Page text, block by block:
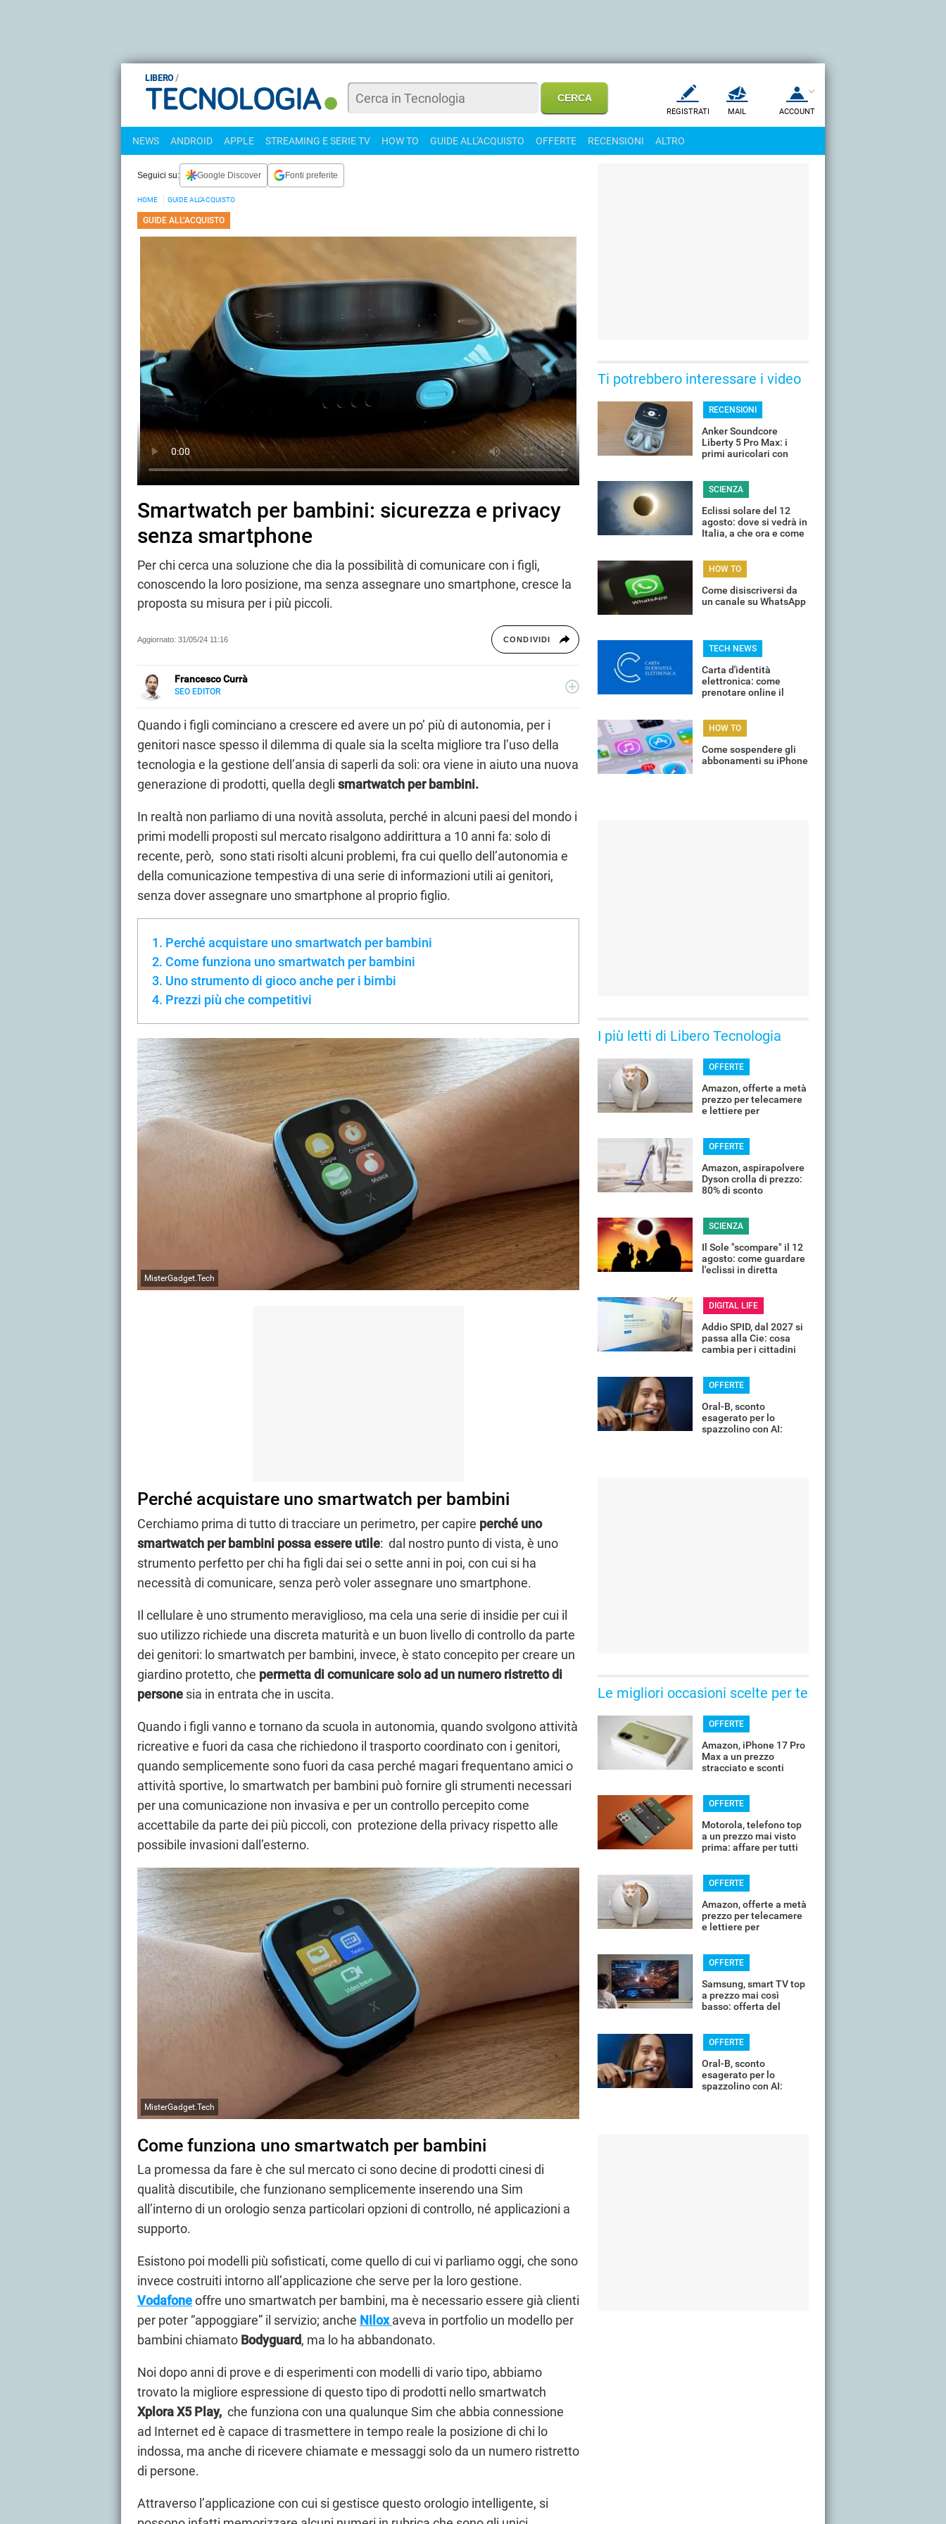
LIBERO
REGISTRATI MAIL ACCOUNT
NEWS ANDROID APPLE STREAMING E SERIE TV HOW TO GUIDE ALL'ACQUISTO OFFERTE RECENSIONI ALTRO
Seguici su: Google Discover Fonti preferite
HOME GUIDE ALL’ACQUISTO
GUIDE ALL’ACQUISTO
Smartwatch per bambini: sicurezza e privacy
senza smartphone
Per chi cerca una soluzione che dia la possibilità di comunicare con i figli,
conoscendo la loro posizione, ma senza assegnare uno smartphone, cresce la
proposta su misura per i più piccoli.
Aggiornato: 31/05/24 11:16 CONDIVIDI
Francesco Currà
SEO EDITOR
affiliazione. Appassionato di fotografia, per Libero Tecnologia scrive guide all'acquisto e
approfondimenti sui prodotti tech del momento.
Quando i figli cominciano a crescere ed avere un po’ più di autonomia, per i
genitori nasce spesso il dilemma di quale sia la scelta migliore tra l’uso della
tecnologia e la gestione dell’ansia di saperli da soli: ora viene in aiuto una nuova
generazione di prodotti, quella degli smartwatch per bambini.
In realtà non parliamo di una novità assoluta, perché in alcuni paesi del mondo i
primi modelli proposti sul mercato risalgono addirittura a 10 anni fa: solo di
recente, però, sono stati risolti alcuni problemi, fra cui quello dell’autonomia e
della comunicazione tempestiva di una serie di informazioni utili ai genitori,
senza dover assegnare uno smartphone al proprio figlio.
Perché acquistare uno smartwatch per bambini
Come funziona uno smartwatch per bambini
Uno strumento di gioco anche per i bimbi
Prezzi più che competitivi
MisterGadget.Tech
Perché acquistare uno smartwatch per bambini
Cerchiamo prima di tutto di tracciare un perimetro, per capire perché uno
smartwatch per bambini possa essere utile: dal nostro punto di vista, è uno
strumento perfetto per chi ha figli dai sei o sette anni in poi, con cui si ha
necessità di comunicare, senza però voler assegnare uno smartphone.
Il cellulare è uno strumento meraviglioso, ma cela una serie di insidie per cui il
suo utilizzo richiede una discreta maturità e un buon livello di controllo da parte
dei genitori: lo smartwatch per bambini, invece, è stato concepito per creare un
giardino protetto, che permetta di comunicare solo ad un numero ristretto di
persone sia in entrata che in uscita.
Quando i figli vanno e tornano da scuola in autonomia, quando svolgono attività
ricreative e fuori da casa che richiedono il trasporto coordinato con i genitori,
quando semplicemente sono fuori da casa perché magari frequentano amici o
attività sportive, lo smartwatch per bambini può fornire gli strumenti necessari
per una comunicazione non invasiva e per un controllo percepito come
accettabile da parte dei più piccoli, con protezione della privacy rispetto alle
possibile invasioni dall’esterno.
MisterGadget.Tech
Come funziona uno smartwatch per bambini
La promessa da fare è che sul mercato ci sono decine di prodotti cinesi di
qualità discutibile, che funzionano semplicemente inserendo una Sim
all’interno di un orologio senza particolari opzioni di controllo, né applicazioni a
supporto.
Esistono poi modelli più sofisticati, come quello di cui vi parliamo oggi, che sono
invece costruiti intorno all’applicazione che serve per la loro gestione.
Vodafoneoffre uno smartwatch per bambini, ma è necessario essere già clienti
per poter “appoggiare” il servizio; anche Nilox aveva in portfolio un modello per
bambini chiamato Bodyguard, ma lo ha abbandonato.
Noi dopo anni di prove e di esperimenti con modelli di vario tipo, abbiamo
trovato la migliore espressione di questo tipo di prodotti nello smartwatch
Xplora X5 Play, che funziona con una qualunque Sim che abbia connessione
ad Internet ed è capace di trasmettere in tempo reale la posizione di chi lo
indossa, ma anche di ricevere chiamate e messaggi solo da un numero ristretto
di persone.
Attraverso l’applicazione con cui si gestisce questo orologio intelligente, si
Ti potrebbero interessare i video
RECENSIONI
Anker Soundcore
Liberty 5 Pro Max: i
primi auricolari con
SCIENZA
Eclissi solare del 12
agosto: dove si vedrà in
Italia, a che ora e come
HOW TO
Come disiscriversi da
un canale su WhatsApp
TECH NEWS
Carta d'identità
elettronica: come
prenotare online il
HOW TO
Come sospendere gli
abbonamenti su iPhone
I più letti di Libero Tecnologia
OFFERTE
Amazon, offerte a metà
prezzo per telecamere
e lettiere per
OFFERTE
Amazon, aspirapolvere
Dyson crolla di prezzo:
80% di sconto
SCIENZA
Il Sole "scompare" il 12
agosto: come guardare
l'eclissi in diretta
DIGITAL LIFE
Addio SPID, dal 2027 si
passa alla Cie: cosa
cambia per i cittadini
OFFERTE
Oral-B, sconto
esagerato per lo
spazzolino con AI:
Le migliori occasioni scelte per te
OFFERTE
Amazon, iPhone 17 Pro
Max a un prezzo
stracciato e sconti
OFFERTE
Motorola, telefono top
a un prezzo mai visto
prima: affare per tutti
OFFERTE
Amazon, offerte a metà
prezzo per telecamere
e lettiere per
OFFERTE
Samsung, smart TV top
a prezzo mai così
basso: offerta del
OFFERTE
Oral-B, sconto
esagerato per lo
spazzolino con AI: